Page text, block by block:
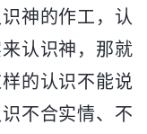
神的作工，认
认识神，那就
的认识不能说
不合实情、不